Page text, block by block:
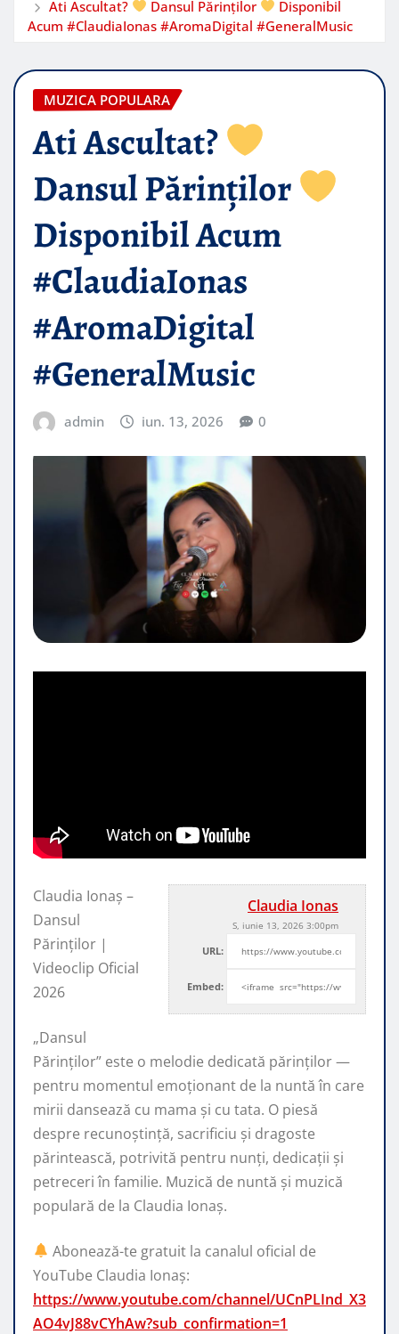
Ati Ascultat?
Dansul Părinților
Disponibil
Acum #ClaudiaIonas #AromaDigital #GeneralMusic
MUZICA POPULARA
Ati Ascultat?
Dansul Părinților
Disponibil Acum
#ClaudiaIonas
#AromaDigital
#GeneralMusic
admin iun. 13, 2026 0
Claudia Ionas
S, iunie 13, 2026 3:00pm
URL:
Embed:
Claudia Ionaș –
Dansul
Părinților |
Videoclip Oficial
2026
„Dansul
Părinților” este o melodie dedicată părinților —
pentru momentul emoționant de la nuntă în care
mirii dansează cu mama și cu tata. O piesă
despre recunoștință, sacrificiu și dragoste
părintească, potrivită pentru nunți, dedicații și
petreceri în familie. Muzică de nuntă și muzică
populară de la Claudia Ionaș.
Abonează-te gratuit la canalul oficial de
YouTube Claudia Ionaș:
https://www.youtube.com/channel/UCnPLInd_X3
AO4vJ88vCYhAw?sub_confirmation=1